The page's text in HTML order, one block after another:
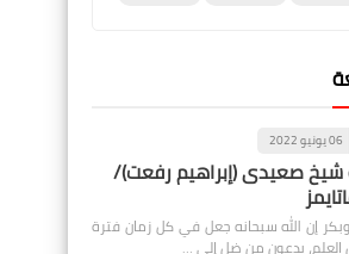
06 يونيو 2022
شيخ صعيدى (إبراهيم رفعت)/
إن الله سبحانه جعل في كل زمان فترة
العلم، يدعون من ضل إلى …